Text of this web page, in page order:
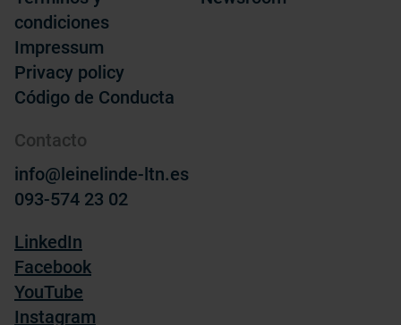
condiciones
Impressum
Privacy policy
Código de Conducta
Contacto
info@leinelinde-ltn.es
093-574 23 02
LinkedIn
Facebook
YouTube
Instagram